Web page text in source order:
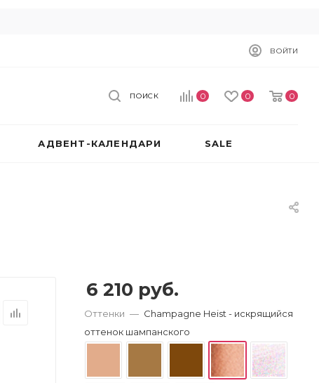
ВОЙТИ
0 0 0
ПОИСК
АДВЕНТ-КАЛЕНДАРИ SALE
6 210 руб.
Оттенки — Champagne Heist - искрящийся
оттенок шампанского